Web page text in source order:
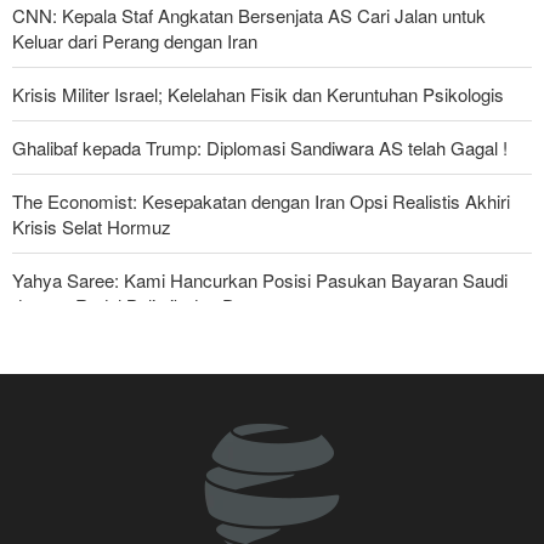
CNN: Kepala Staf Angkatan Bersenjata AS Cari Jalan untuk
Keluar dari Perang dengan Iran
Krisis Militer Israel; Kelelahan Fisik dan Keruntuhan Psikologis
Ghalibaf kepada Trump: Diplomasi Sandiwara AS telah Gagal !
The Economist: Kesepakatan dengan Iran Opsi Realistis Akhiri
Krisis Selat Hormuz
Yahya Saree: Kami Hancurkan Posisi Pasukan Bayaran Saudi
dengan Rudal Balistik dan Drone
Foreign Affairs: AS Harus Tinggalkan Asia Barat
Mengapa Lobi Zionis di Amerika Tidak Lagi Seefektif Dulu?